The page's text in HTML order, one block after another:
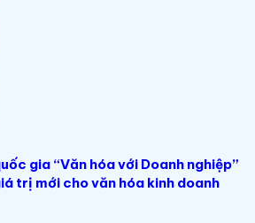
gia “Văn hóa với Doanh nghiệp”
trị mới cho văn hóa kinh doanh